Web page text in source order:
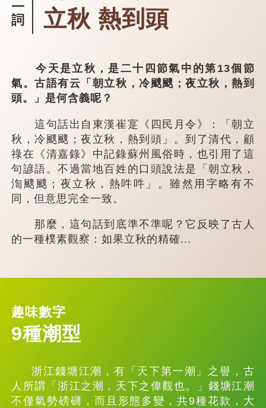
一
詞
立秋 熱到頭
今天是立秋，是二十四節氣中的第13個節
氣。古語有云「朝立秋，冷颼颼；夜立秋，熱到
頭。」是何含義呢？
這句話出自東漢崔寔《四民月令》：「朝立
秋，冷颼颼；夜立秋，熱到頭」。到了清代，顧
祿在《清嘉錄》中記錄蘇州風俗時，也引用了這
句諺語。不過當地百姓的口頭說法是「朝立秋，
渹颼颼；夜立秋，熱吽吽」。雖然用字略有不
同，但意思完全一致。
那麼，這句話到底準不準呢？它反映了古人
的一種樸素觀察：如果立秋的精確...
趣味數字
9種潮型
浙江錢塘江潮，有「天下第一潮」之譽，古
人所謂「浙江之潮，天下之偉觀也。」錢塘江潮
不僅氣勢磅礴，而且形態多變，共9種花款，大